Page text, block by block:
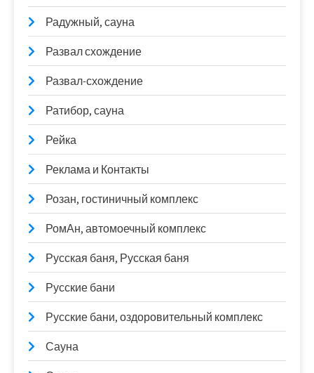
Радужный, сауна
Развал схождение
Развал-схождение
Ратибор, сауна
Рейка
Реклама и Контакты
Розан, гостиничный комплекс
РомАн, автомоечный комплекс
Русская баня, Русская баня
Русские бани
Русские бани, оздоровительный комплекс
Сауна